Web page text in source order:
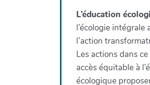
L’éducation
l’écologie
l’action
Les actions dans
accès équitable à
écologique